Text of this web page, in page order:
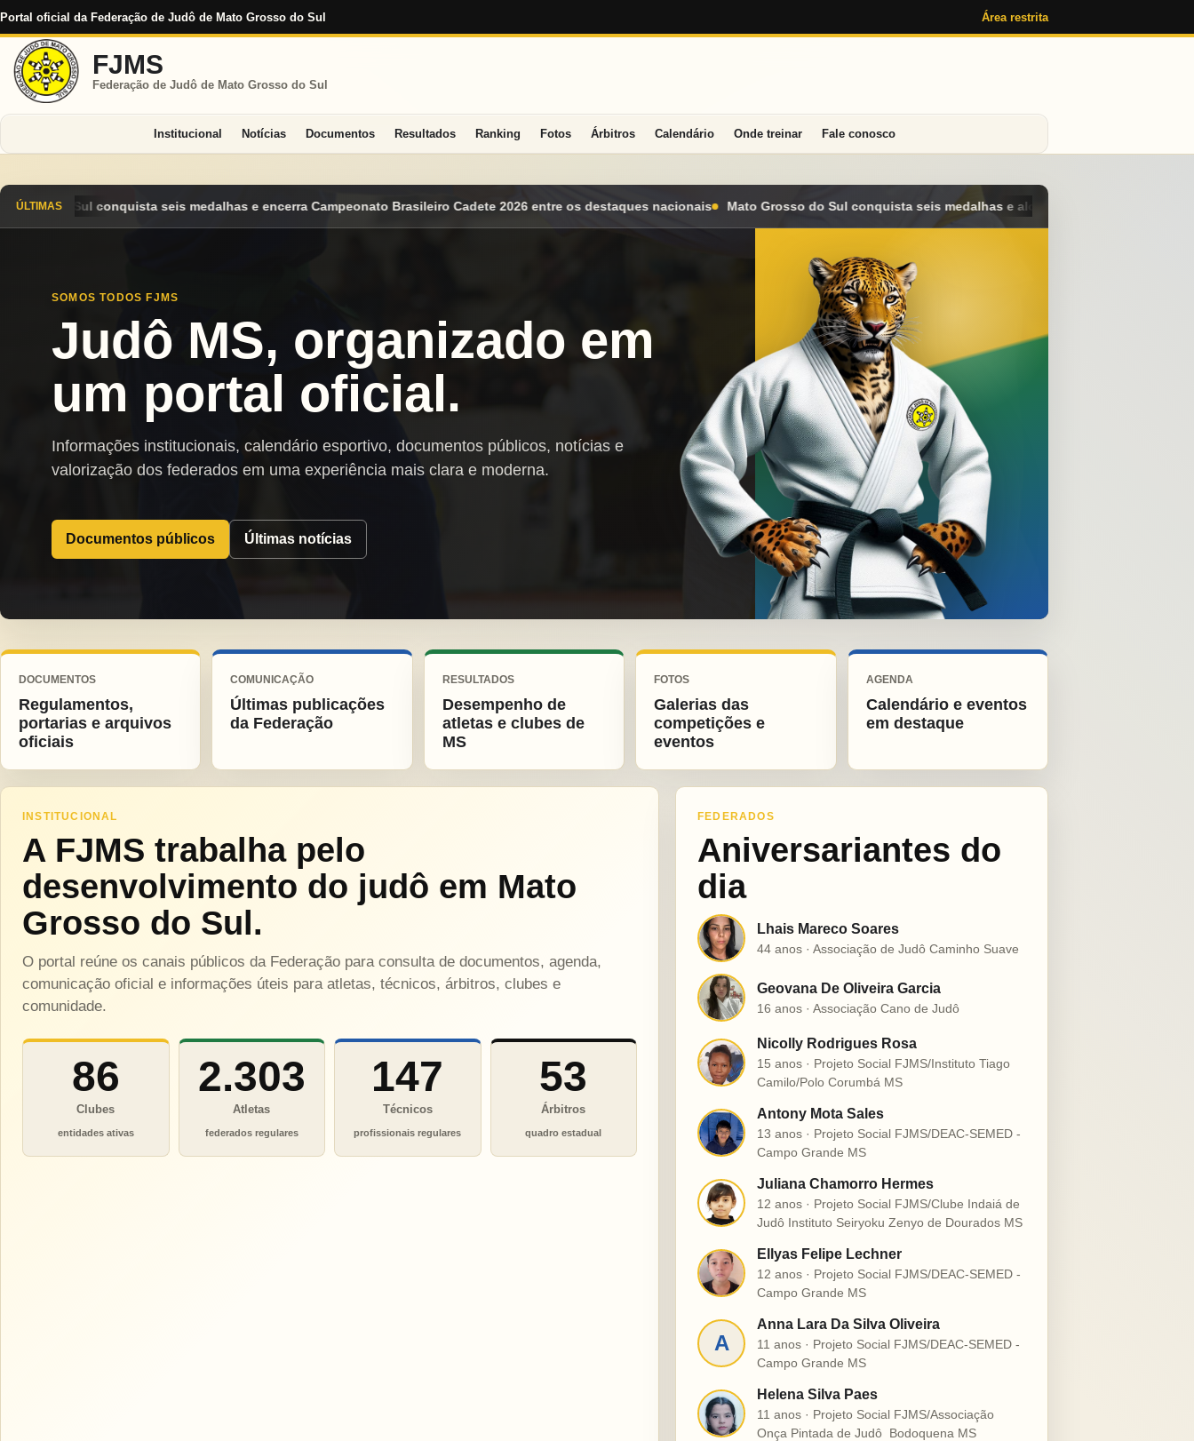
Portal oficial da Federação de Judô de Mato Grosso do Sul Área restrita
FJMS
Federação de Judô de Mato Grosso do Sul
Institucional Notícias Documentos Resultados Ranking Fotos Árbitros Calendário Onde treinar Fale conosco
ÚLTIMAS
e encerra Campeonato Brasileiro Cadete 2026 entre os destaques nacionais Mato Grosso do Sul conquista seis medalhas e alcança o 4º lugar geral no Campeonato Brasileiro Sub-15 em
SOMOS TODOS FJMS
Judô MS, organizado em
um portal oficial.
Informações institucionais, calendário esportivo, documentos públicos, notícias e
valorização dos federados em uma experiência mais clara e moderna.
Documentos públicos Últimas notícias
DOCUMENTOS
Regulamentos,
portarias e arquivos
oficiais
COMUNICAÇÃO
Últimas publicações
da Federação
RESULTADOS
Desempenho de
atletas e clubes de
MS
FOTOS
Galerias das
competições e
eventos
AGENDA
Calendário e eventos
em destaque
INSTITUCIONAL
A FJMS trabalha pelo
desenvolvimento do judô em Mato
Grosso do Sul.
O portal reúne os canais públicos da Federação para consulta de documentos, agenda,
comunicação oficial e informações úteis para atletas, técnicos, árbitros, clubes e
comunidade.
86
Clubes
entidades ativas
2.303
Atletas
federados regulares
147
Técnicos
profissionais regulares
53
Árbitros
quadro estadual
FEDERADOS
Aniversariantes do
dia
L Lhais Mareco Soares
44 anos · Associação de Judô Caminho Suave
G Geovana De Oliveira Garcia
16 anos · Associação Cano de Judô
N
Nicolly Rodrigues Rosa
15 anos · Projeto Social FJMS/Instituto Tiago
Camilo/Polo Corumbá MS
A
Antony Mota Sales
13 anos · Projeto Social FJMS/DEAC-SEMED -
Campo Grande MS
J
Juliana Chamorro Hermes
12 anos · Projeto Social FJMS/Clube Indaiá de
Judô Instituto Seiryoku Zenyo de Dourados MS
E
Ellyas Felipe Lechner
12 anos · Projeto Social FJMS/DEAC-SEMED -
Campo Grande MS
A
Anna Lara Da Silva Oliveira
11 anos · Projeto Social FJMS/DEAC-SEMED -
Campo Grande MS
H
Helena Silva Paes
11 anos · Projeto Social FJMS/Associação
Onça Pintada de Judô  Bodoquena MS